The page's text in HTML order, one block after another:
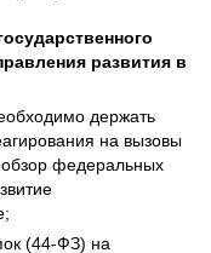
развития в
держать
на вызовы
федеральных
(44-ФЗ) на